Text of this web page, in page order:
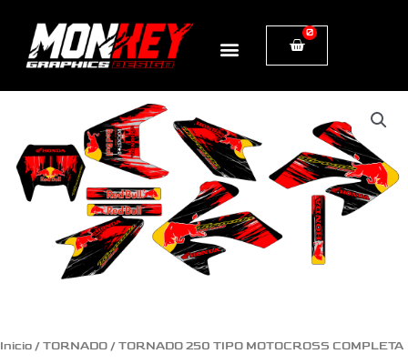
0
Cart
Inicio / TORNADO / TORNADO 250 TIPO MOTOCROSS COMPLETA
TIPO
MOTOCROSS
COMPLETA